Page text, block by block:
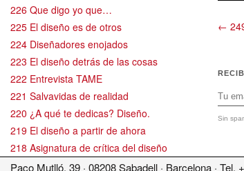
226 Que digo yo que…
225 El diseño es de otros
224 Diseñadores enojados
223 El diseño detrás de las cosas
222 Entrevista TAME
221 Salvavidas de realidad
220 ¿A qué te dedicas? Diseño.
219 El diseño a partir de ahora
218 Asignatura de crítica del diseño
217 El relevo del diseño español
←
Sin
Paco Mutlló, 39 · 08208 Sabadell · Barcelona · Tel.